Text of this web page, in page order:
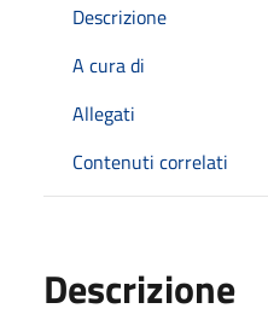
Descrizione
A cura di
Allegati
Contenuti correlati
Descrizione